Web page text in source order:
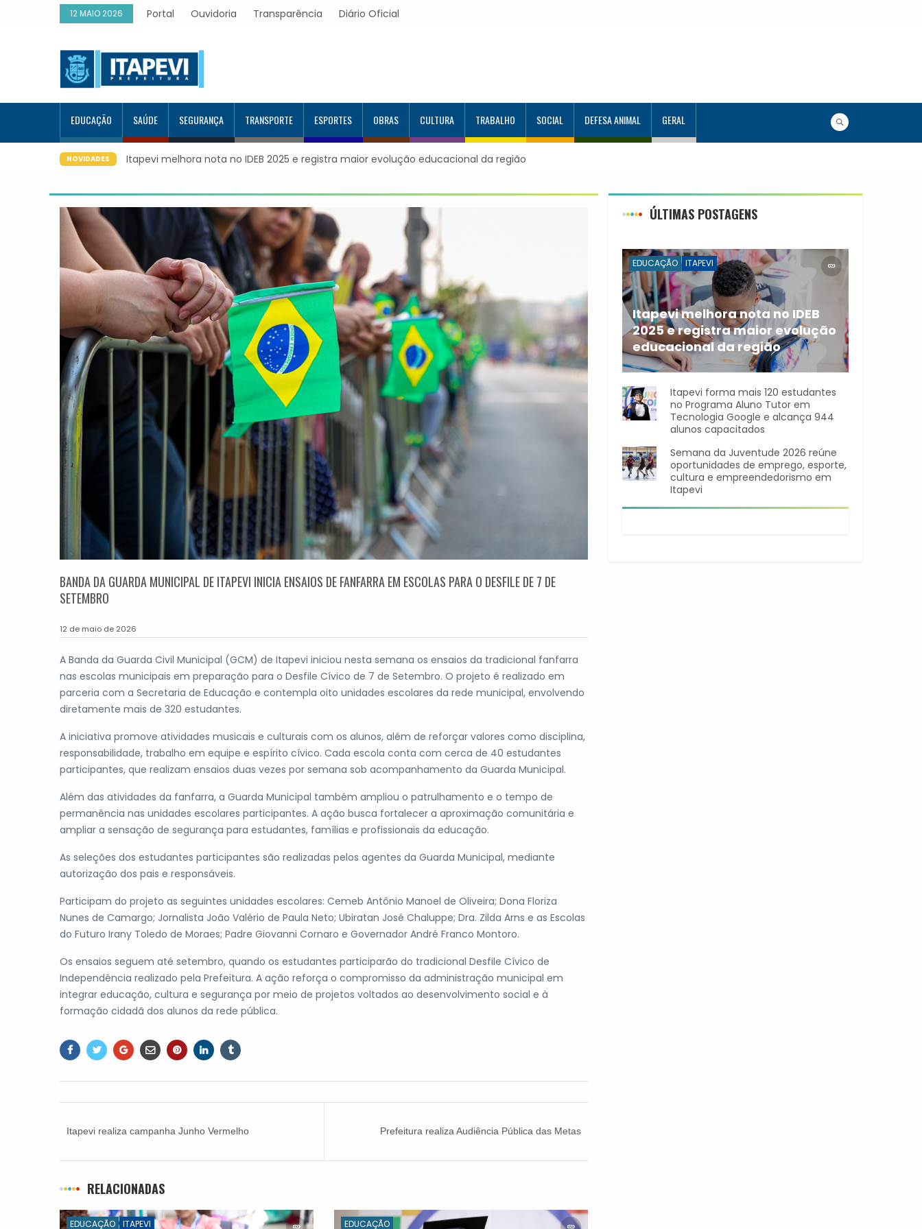
12 MAIO 2026 Portal Ouvidoria Transparência Diário Oficial
EDUCAÇÃO SAÚDE SEGURANÇA TRANSPORTE ESPORTES OBRAS CULTURA TRABALHO SOCIAL DEFESA ANIMAL GERAL
NOVIDADES
melhora nota no IDEB 2025 e registra maior evolução educacional da regiãoItapevi forma mais 120 estudantes no Programa Aluno Tutor em Tecnologia
BANDA DA GUARDA MUNICIPAL DE ITAPEVI INICIA ENSAIOS DE FANFARRA EM ESCOLAS PARA O DESFILE DE 7 DE
SETEMBRO
12 de maio de 2026
A Banda da Guarda Civil Municipal (GCM) de Itapevi iniciou nesta semana os ensaios da tradicional fanfarra
nas escolas municipais em preparação para o Desfile Cívico de 7 de Setembro. O projeto é realizado em
parceria com a Secretaria de Educação e contempla oito unidades escolares da rede municipal, envolvendo
diretamente mais de 320 estudantes.
A iniciativa promove atividades musicais e culturais com os alunos, além de reforçar valores como disciplina,
responsabilidade, trabalho em equipe e espírito cívico. Cada escola conta com cerca de 40 estudantes
participantes, que realizam ensaios duas vezes por semana sob acompanhamento da Guarda Municipal.
Além das atividades da fanfarra, a Guarda Municipal também ampliou o patrulhamento e o tempo de
permanência nas unidades escolares participantes. A ação busca fortalecer a aproximação comunitária e
ampliar a sensação de segurança para estudantes, famílias e profissionais da educação.
As seleções dos estudantes participantes são realizadas pelos agentes da Guarda Municipal, mediante
autorização dos pais e responsáveis.
Participam do projeto as seguintes unidades escolares: Cemeb Antônio Manoel de Oliveira; Dona Floriza
Nunes de Camargo; Jornalista João Valério de Paula Neto; Ubiratan José Chaluppe; Dra. Zilda Arns e as Escolas
do Futuro Irany Toledo de Moraes; Padre Giovanni Cornaro e Governador André Franco Montoro.
Os ensaios seguem até setembro, quando os estudantes participarão do tradicional Desfile Cívico de
Independência realizado pela Prefeitura. A ação reforça o compromisso da administração municipal em
integrar educação, cultura e segurança por meio de projetos voltados ao desenvolvimento social e à
formação cidadã dos alunos da rede pública.
Itapevi realiza campanha Junho Vermelho
Prefeitura realiza Audiência Pública das Metas
RELACIONADAS
EDUCAÇÃO ITAPEVI EDUCAÇÃO
ÚLTIMAS POSTAGENS
EDUCAÇÃO ITAPEVI
Itapevi melhora nota no IDEB
2025 e registra maior evolução
educacional da região
A rede municipal de ensino
Itapevi forma mais 120 estudantes
no Programa Aluno Tutor em
Tecnologia Google e alcança 944
alunos capacitados
Semana da Juventude 2026 reúne
oportunidades de emprego, esporte,
cultura e empreendedorismo em
Itapevi